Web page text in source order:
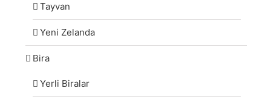
Tayvan
Yeni Zelanda
Bira
Yerli Biralar